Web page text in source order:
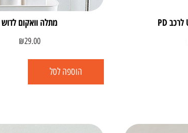
מתלה וואקום לדוש
₪29.00
הוספה לסל